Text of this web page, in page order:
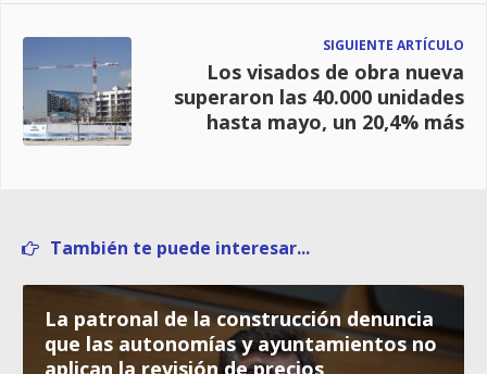
SIGUIENTE ARTÍCULO
Los visados de obra nueva
superaron las 40.000 unidades
hasta mayo, un 20,4% más
También te puede interesar...
La patronal de la construcción denuncia
que las autonomías y ayuntamientos no
aplican la revisión de precios